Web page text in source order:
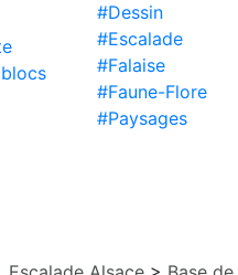
#Dessin
#Escalade
#Falaise
#Faune-Flore
#Paysages